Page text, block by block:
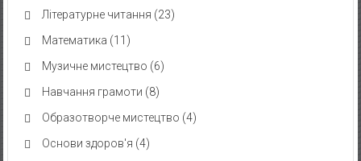
Літературне читання (23)
Математика (11)
Музичне мистецтво (6)
Навчання грамоти (8)
Образотворче мистецтво (4)
Основи здоров'я (4)